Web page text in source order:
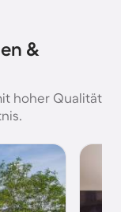
&
hoher Qualität